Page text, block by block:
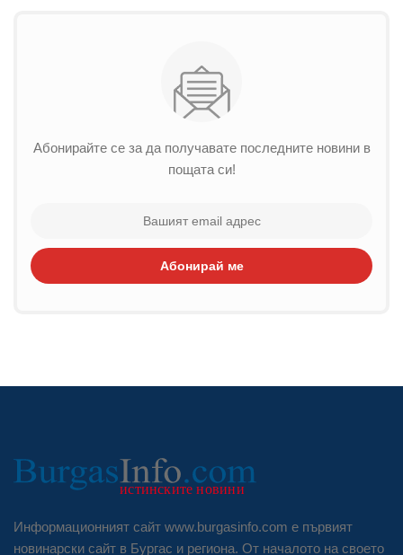
Абонирайте се за да получавате последните новини в
пощата си!
Абонирай ме
Информационният сайт www.burgasinfo.com е първият
новинарски сайт в Бургас и региона. От началото на своето